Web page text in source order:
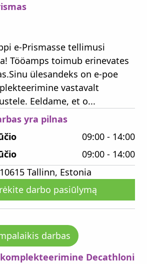
e-Prismasse tellimusi
Tööamps toimub erinevates
ülesandeks on e-poe
vastavalt
Eeldame, et o...
yra pilnas
09:00 - 14:00
09:00 - 14:00
Tallinn, Estonia
darbo pasiūlymą
darbas
Decathloni